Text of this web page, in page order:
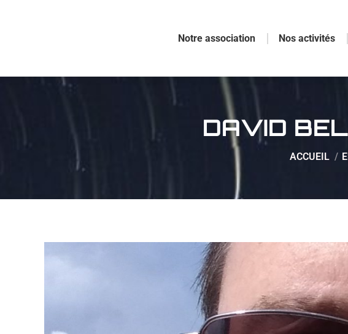
Notre association Nos activités
DAVID
Vous êtes ici
ACCUEIL